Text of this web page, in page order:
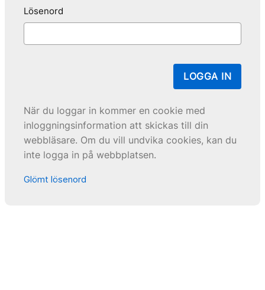
Lösenord
LOGGA IN
När du loggar in kommer en cookie med
inloggningsinformation att skickas till din
webbläsare. Om du vill undvika cookies, kan du
inte logga in på webbplatsen.
Glömt lösenord